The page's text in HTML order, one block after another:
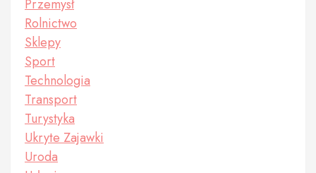
Przemysł
Rolnictwo
Sklepy
Sport
Technologia
Transport
Turystyka
Ukryte Zajawki
Uroda